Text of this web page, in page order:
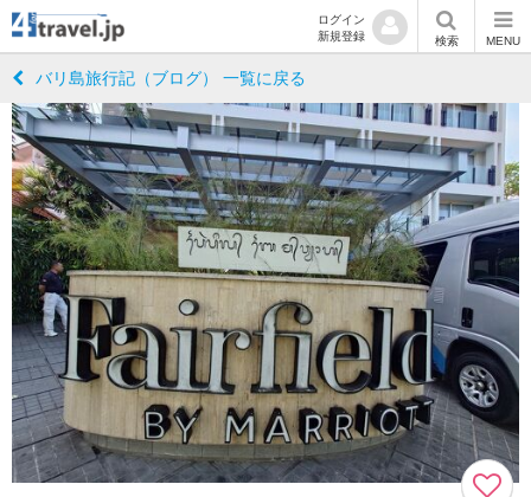
ログイン
新規登録
検索 MENU
バリ島旅行記（ブログ） 一覧に戻る